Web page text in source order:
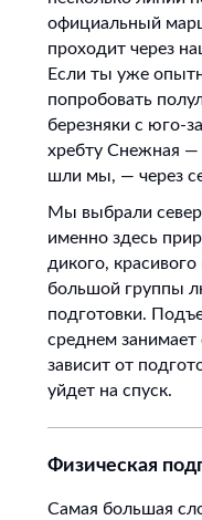
официальный
проходит через
Если ты уже
попробовать
березняки с юго-
хребту Снежная
шли мы, — через
Мы выбрали
именно здесь
дикого,
большой группы
подготовки.
среднем
зависит от
уйдет на спуск.
Физическая
Самая большая